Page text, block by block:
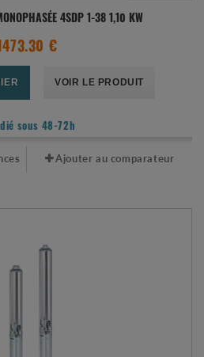
4SDP 1-38 1,10 KW
€
VOIR LE PRODUIT
sous 48-72h
Ajouter au comparateur